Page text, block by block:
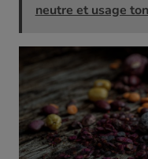
neutre et usage